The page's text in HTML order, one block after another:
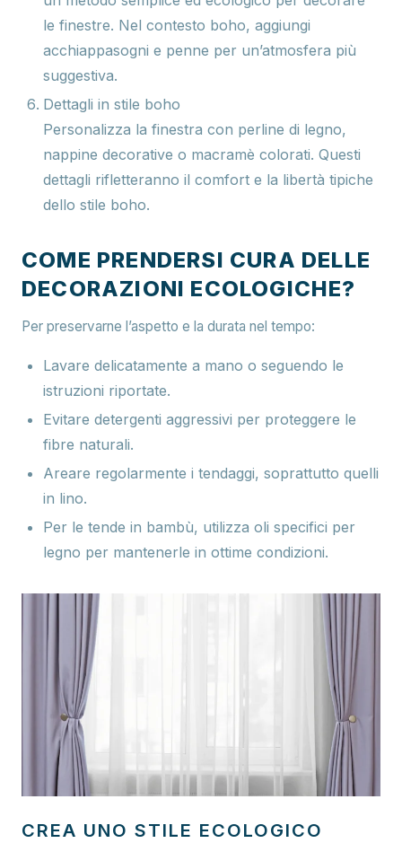
le finestre. Nel contesto boho, aggiungi
acchiappasogni e penne per un’atmosfera più
suggestiva.
Dettagli in stile boho
Personalizza la finestra con perline di legno,
nappine decorative o macramè colorati. Questi
dettagli rifletteranno il comfort e la libertà tipiche
dello stile boho.
COME PRENDERSI CURA DELLE
DECORAZIONI ECOLOGICHE?
Per preservarne l’aspetto e la durata nel tempo:
Lavare delicatamente a mano o seguendo le
istruzioni riportate.
Evitare detergenti aggressivi per proteggere le
fibre naturali.
Areare regolarmente i tendaggi, soprattutto quelli
in lino.
Per le tende in bambù, utilizza oli specifici per
legno per mantenerle in ottime condizioni.
CREA UNO STILE ECOLOGICO